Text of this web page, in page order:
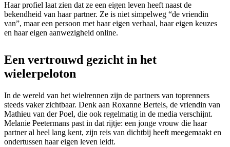
Haar profiel laat zien dat ze een eigen leven heeft naast de
bekendheid van haar partner. Ze is niet simpelweg “de vriendin
van”, maar een persoon met haar eigen verhaal, haar eigen keuzes
en haar eigen aanwezigheid online.
Een vertrouwd gezicht in het
wielerpeloton
In de wereld van het wielrennen zijn de partners van toprenners
steeds vaker zichtbaar. Denk aan Roxanne Bertels, de vriendin van
Mathieu van der Poel, die ook regelmatig in de media verschijnt.
Melanie Peetermans past in dat rijtje: een jonge vrouw die haar
partner al heel lang kent, zijn reis van dichtbij heeft meegemaakt en
ondertussen haar eigen leven leidt.